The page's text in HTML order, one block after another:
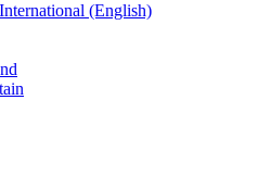
International (English)